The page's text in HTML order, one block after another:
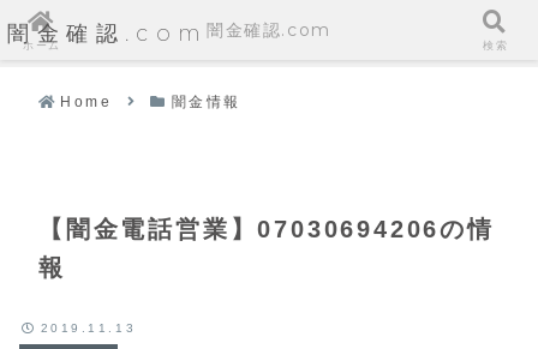
闇金確認.com
Home 闇金情報
【闇金電話営業】07030694206の情
報
2019.11.13
ホーム
闇金確認.com
検索